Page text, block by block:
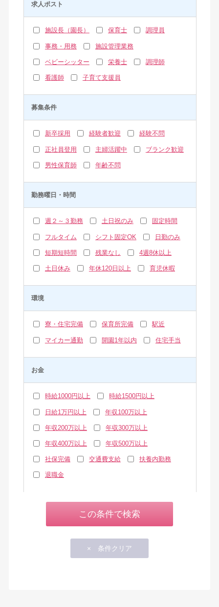
求人ポスト
施設長（園長） 保育士 調理員
事務・用務 施設管理業務
ベビーシッター 栄養士 調理師
看護師 子育て支援員
募集条件
新卒採用 経験者歓迎 経験不問
正社員登用 主婦活躍中 ブランク歓迎
男性保育師 年齢不問
勤務曜日・時間
週２～３勤務 土日祝のみ 固定時間
フルタイム シフト固定OK 日勤のみ
短期短時間 残業なし 4週8休以上
土日休み 年休120日以上 育児休暇
環境
寮・住宅完備 保育所完備 駅近
マイカー通勤 開園1年以内 住宅手当
お金
時給1000円以上 時給1500円以上
日給1万円以上 年収100万以上
年収200万以上 年収300万以上
年収400万以上 年収500万以上
社保完備 交通費支給 扶養内勤務
退職金